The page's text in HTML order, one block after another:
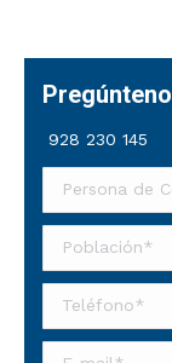
928 230 145